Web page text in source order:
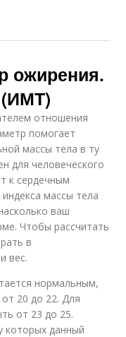
ожирения.
отношения
помогает
массы тела в ту
для человеческого
к сердечным
массы тела
ваш
Чтобы рассчитать
в
вес.
нормальным,
20 до 22. Для
от 23 до 25.
которых данный